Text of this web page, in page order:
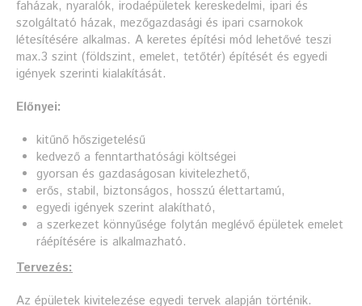
faházak, nyaralók, irodaépületek kereskedelmi, ipari és
szolgáltató házak, mezőgazdasági és ipari csarnokok
létesítésére alkalmas. A keretes építési mód lehetővé teszi
max.3 szint (földszint, emelet, tetőtér) építését és egyedi
igények szerinti kialakítását.
Előnyei:
kitűnő hőszigetelésű
kedvező a fenntarthatósági költségei
gyorsan és gazdaságosan kivitelezhető,
erős, stabil, biztonságos, hosszú élettartamú,
egyedi igények szerint alakítható,
a szerkezet könnyűsége folytán meglévő épületek emelet
ráépítésére is alkalmazható.
Tervezés:
Az épületek kivitelezése egyedi tervek alapján történik.